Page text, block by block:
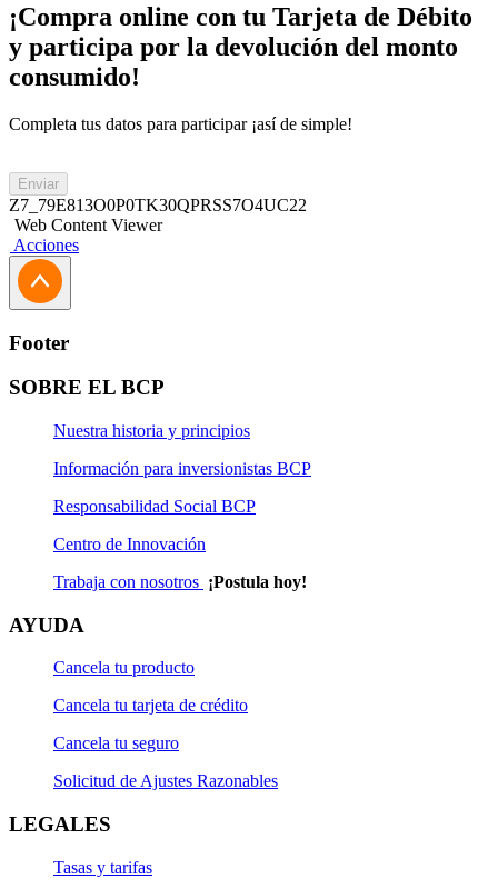
¡Compra online con tu Tarjeta de Débito
y participa por la devolución del monto
consumido!
Completa tus datos para participar ¡así de simple!
Enviar
Z7_79E813O0P0TK30QPRSS7O4UC22
Web Content Viewer
Acciones
Footer
SOBRE EL BCP
Nuestra historia y principios
Información para inversionistas BCP
Responsabilidad Social BCP
Centro de Innovación
Trabaja con nosotros ¡Postula hoy!
AYUDA
Cancela tu producto
Cancela tu tarjeta de crédito
Cancela tu seguro
Solicitud de Ajustes Razonables
LEGALES
Tasas y tarifas